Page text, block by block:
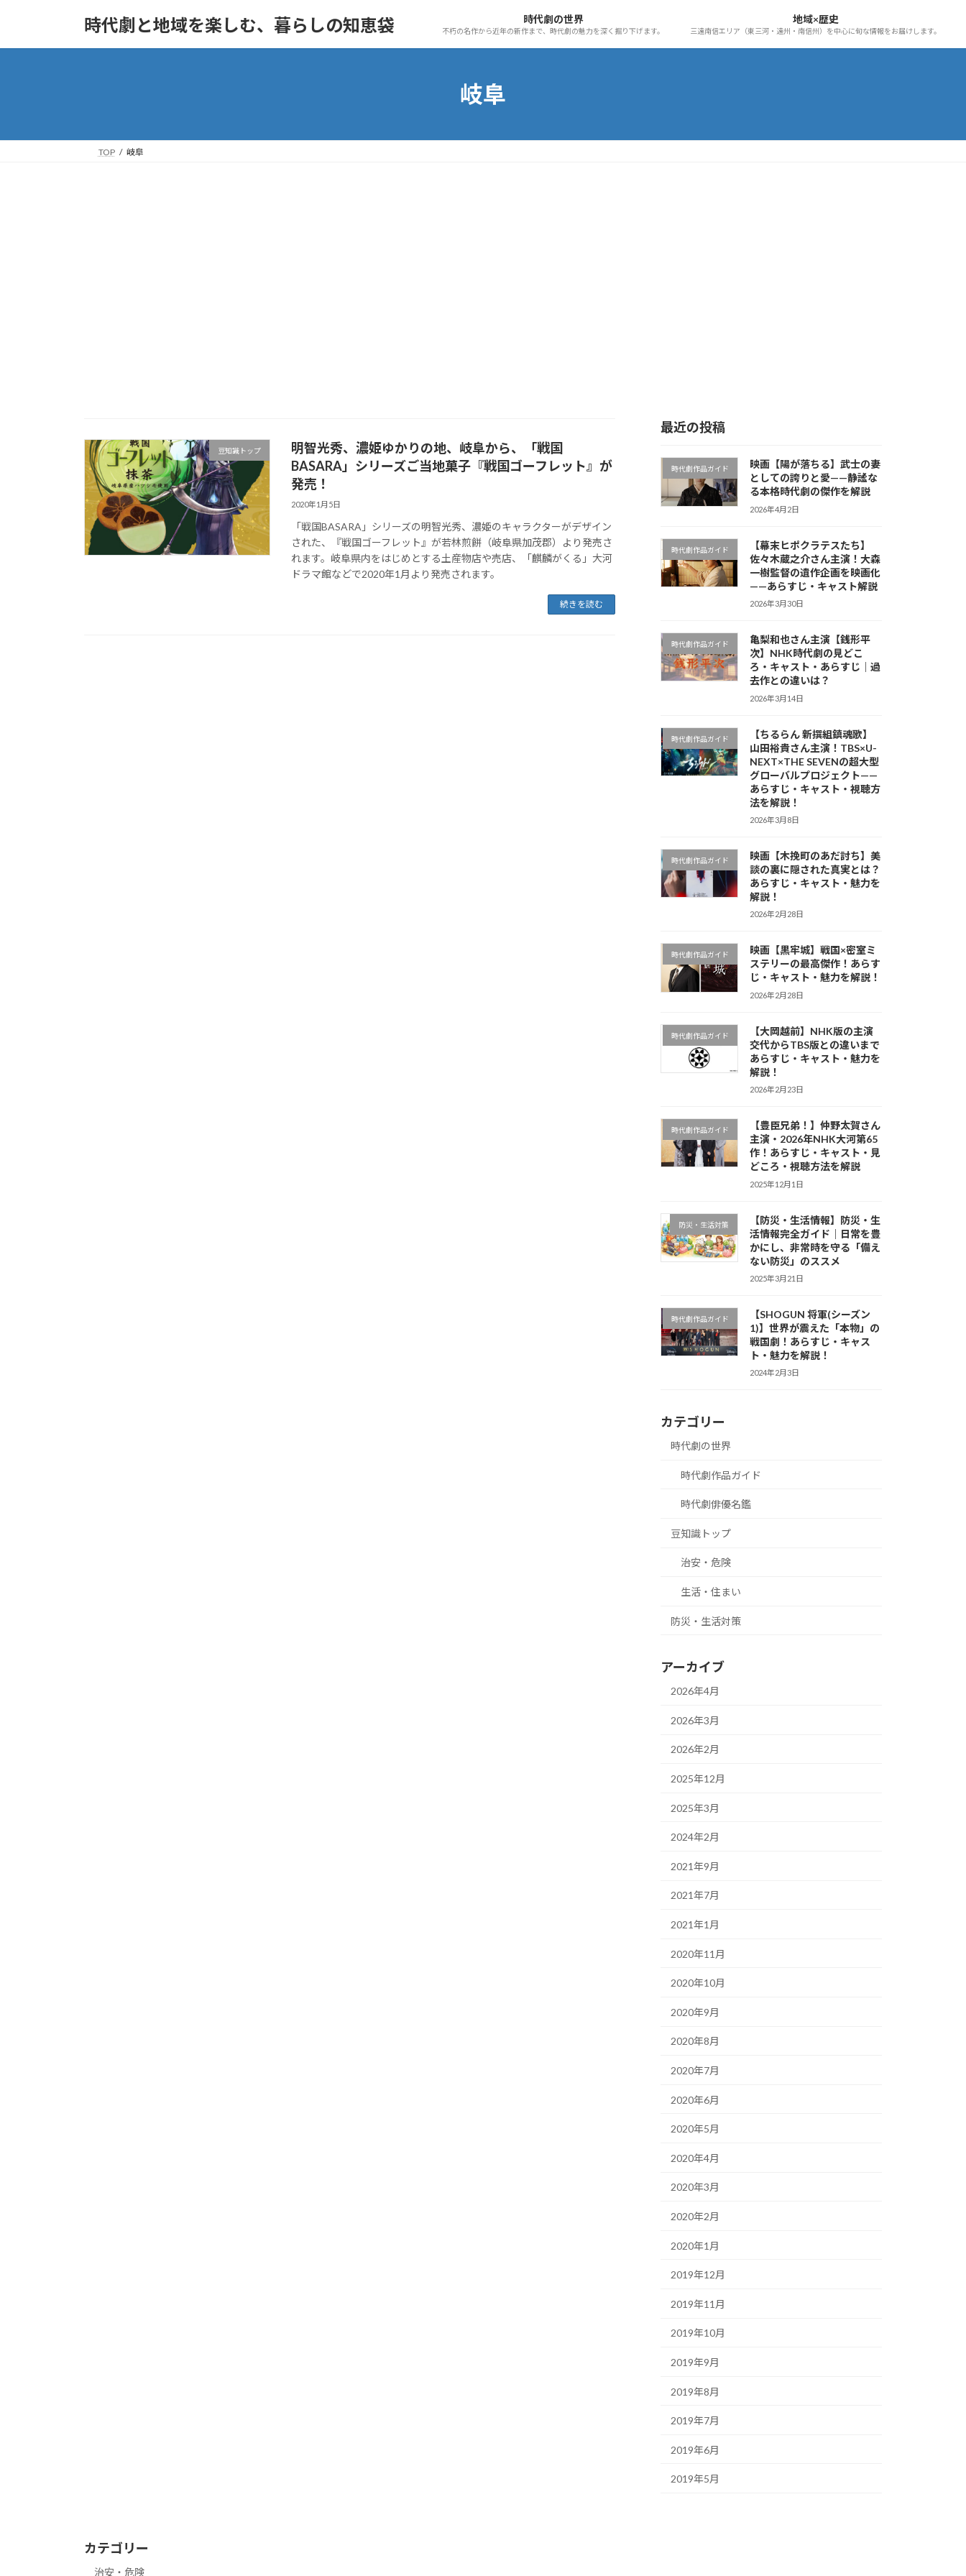
時代劇と地域を楽しむ、暮らしの知恵袋 時代劇の世界
不朽の名作から近年の新作まで、時代劇の魅力を深く掘り下げます。
地域×歴史
三遠南信エリア（東三河・遠州・南信州）を中心に旬な情報をお届けします。
岐阜
TOP 岐阜
豆知識トップ
明智光秀、濃姫ゆかりの地、岐阜から、「戦国
BASARA」シリーズご当地菓子『戦国ゴーフレット』が
発売！
2020年1月5日
「戦国BASARA」シリーズの明智光秀、濃姫のキャラクターがデザイン
された、『戦国ゴーフレット』が若林煎餅（岐阜県加茂郡）より発売さ
れます。岐阜県内をはじめとする土産物店や売店、「麒麟がくる」大河
ドラマ館などで2020年1月より発売されます。
続きを読む
最近の投稿
時代劇作品ガイド
映画【陽が落ちる】武士の妻
としての誇りと愛——静謐な
る本格時代劇の傑作を解説
2026年4月2日
時代劇作品ガイド
【幕末ヒポクラテスたち】
佐々木蔵之介さん主演！大森
一樹監督の遺作企画を映画化
——あらすじ・キャスト解説
2026年3月30日
時代劇作品ガイド
亀梨和也さん主演【銭形平
次】NHK時代劇の見どこ
ろ・キャスト・あらすじ｜過
去作との違いは？
2026年3月14日
時代劇作品ガイド
【ちるらん 新撰組鎮魂歌】
山田裕貴さん主演！TBS×U-
NEXT×THE SEVENの超大型
グローバルプロジェクト——
あらすじ・キャスト・視聴方
法を解説！
2026年3月8日
時代劇作品ガイド
映画【木挽町のあだ討ち】美
談の裏に隠された真実とは？
あらすじ・キャスト・魅力を
解説！
2026年2月28日
時代劇作品ガイド
映画【黒牢城】戦国×密室ミ
ステリーの最高傑作！あらす
じ・キャスト・魅力を解説！
2026年2月28日
時代劇作品ガイド
【大岡越前】NHK版の主演
交代からTBS版との違いまで
あらすじ・キャスト・魅力を
解説！
2026年2月23日
時代劇作品ガイド
【豊臣兄弟！】仲野太賀さん
主演・2026年NHK大河第65
作！あらすじ・キャスト・見
どころ・視聴方法を解説
2025年12月1日
防災・生活対策
【防災・生活情報】防災・生
活情報完全ガイド｜日常を豊
かにし、非常時を守る「備え
ない防災」のススメ
2025年3月21日
時代劇作品ガイド
【SHOGUN 将軍(シーズン
1)】世界が震えた「本物」の
戦国劇！あらすじ・キャス
ト・魅力を解説！
2024年2月3日
カテゴリー
時代劇の世界
時代劇作品ガイド
時代劇俳優名鑑
豆知識トップ
治安・危険
生活・住まい
防災・生活対策
アーカイブ
2026年4月
2026年3月
2026年2月
2025年12月
2025年3月
2024年2月
2021年9月
2021年7月
2021年1月
2020年11月
2020年10月
2020年9月
2020年8月
2020年7月
2020年6月
2020年5月
2020年4月
2020年3月
2020年2月
2020年1月
2019年12月
2019年11月
2019年10月
2019年9月
2019年8月
2019年7月
2019年6月
2019年5月
カテゴリー
治安・危険